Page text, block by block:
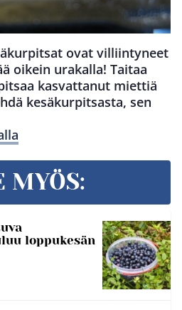
ovat villiintyneet
oikein urakalla! Taitaa
kasvattanut miettiä
kesäkurpitsasta, sen
MYÖS:
loppukesän